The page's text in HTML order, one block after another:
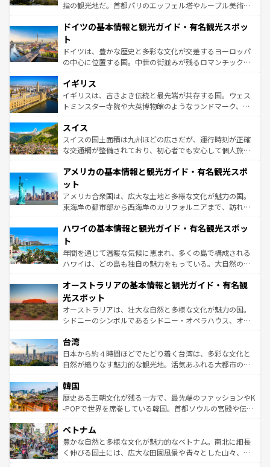
アートに溢れた街角から、地方では古代ローマ遺跡や中世
せる。地方によって風土や気候が異なるスペインはその個
ンテンツ一覧 を参照してほしい。
指の観光地だ。首都パリのエッフェル塔やルーブル美術館
で、幅広い魅力が詰まっている。華麗な宮殿、歴史的な大
聖堂、美しいビーチ、そして豊かな自然が、訪れる者を心
から魅了する。また、フランスは美食の国としても知ら
れ、フランス料理はユネスコ無形文化遺産にも登録されて
香り高いラベンダー畑など、多彩な楽しみ方が可能だ。さ
らに、パリ以外の地域にも魅力が溢れており、どの街角に
も豊かな歴史と文化が息づいている。パリ以外の個性あふ
を参照してほしい。
ドイツの基本情報と観光ガイド・有名観光スポッ
ト
ドイツは、豊かな歴史と多彩な文化が交差するヨーロッパ
の中心に位置する国。中世の街並みが残るロマンチック街
顔を持つこの国は、どこを歩いても飽きることがない。ベ
ルリンの文化的活気、バイエルン州のアルプスの絶景、そ
してライン川沿いのワイン畑といった風景は必見。ビール
は、お酒好きな人にはぜひ体験してほしい。 なお、新着の
ドイツ情報はコンテンツ一覧を参照してほしい。
イギリス
イギリスは、古きよき伝統と最先端が共存する国。ウェス
トミンスター寺院や大英博物館のようなランドマーク、歴
リアごとに異なる魅力がある。また、優雅なアフタヌーン
ティー、ビール好きにはたまらない英国パブ、サッカー観
戦など、本場だからこそできる体験も豊富。イギリスを旅
ンツ一覧を参照してほしい。
スイス
スイスの国土面積は九州ほどの広さだが、運行時刻が正確
な交通網が整備されており、初心者でも安心して個人旅行
の建物がそのまま残る町や、スイスならではのユニークな
博物館もあり、アルプス観光だけでなく町歩きも満喫する
ことができる。国民の所得が高いため物価も高いが、旅行
者向けの交通パス提供のサービスもあり、うまく活用すれ
着のスイス情報はコンテンツ一覧を参照してほしい。
アメリカの基本情報と観光ガイド・有名観光スポ
ット
アメリカ合衆国は、広大な土地と多様な文化が魅力の国。
東海岸の都市部から西海岸のカリフォルニアまで、訪れる
のような巨大都市は、観光、ショッピング、エンターテイ
ンメントが詰まった刺激的なスポットだ。一方、アメリカ
西部には大自然が広がり、グランドキャニオンやイエロー
ストーン国立公園といった絶景が堪能できる。さらに、南
文化が魅力。旅行者はアメリカの各地域で異なる魅力を楽
しみながら、その多様性と豊かな歴史を感じることができ
るだろう。車でのロードトリップや列車の旅も、アメリカ
ならではの贅沢な旅のスタイルだ。 なお、新着のアメリカ
情報は コンテンツ一覧 を参照してほしい。
ハワイの基本情報と観光ガイド・有名観光スポッ
ト
年間を通じて温暖な気候に恵まれ、多くの島で構成される
ハワイは、どの島も独自の魅力をもっている。大自然の神
ワイ島は見逃せない。また、定番の観光地といえばオアフ
島だが、静かな自然を求めるならマウイ島やカウアイ島が
おすすめ。エメラルドグリーンに輝く海をはじめ、豊かな
文化や歴史が息づいている。「アロハスピリット」と呼ば
人々、おいしいローカルフードやハワイアンミュージッ
ク、伝統的なフラダンスなど、すべてがハワイの魅力を彩
っている。訪れるたびに新しい発見と感動が待っているハ
はコンテンツ一覧
オーストラリアの基本情報と観光ガイド・有名観
光スポット
オーストラリアは、壮大な自然と多様な文化が魅力の国。
シドニーのシンボルであるシドニー・オペラハウス、オー
リアリーフや大陸中央部にそびえるウルル（エアーズロッ
ク）、タスマニアの美しい原生林やケアンズの熱帯雨林な
ど、見どころがたくさん。また、カフェやワイン、オージ
いる。アクティビティも充実しており、サーフィンやダイ
ビング、ハイキングなど、アウトドア好きにはたまらな
い。オーストラリアの多彩な魅力を存分に味わいつくそ
参照してほしい。
台湾
日本から約４時間ほどでたどり着く台湾は、多彩な文化と
自然が織りなす魅力的な観光地。活気あふれる大都市の台
ン）、静ひつな山岳地帯である台湾東部など、都市の喧騒
と山間の静けさが共存しており、訪れる人に新しい発見と
驚きをもたらしてくれる。また、奥深い台湾の食文化も魅
容にもいいと評判のスイーツなど、バラエティ豊かな料理
が味わえる。 なお、新着の台湾情報は コンテンツ一覧を参
照してほしい。
韓国
歴史ある王朝文化が残る一方で、最先端のファッションやK
-POPで世界を席巻している韓国。首都ソウルの宮殿や伝統
き、地方に足を延ばせば四季折々の自然美を楽しむことが
できる。そして、キムチや焼肉、絶品のストリートフード
まで、さまざまな韓国料理が待っている。夜には、韓国な
ベトナム
豊かな自然と多様な文化が魅力的なベトナム。南北に細長
く伸びる国土には、広大な田園風景や青々とした山々、世